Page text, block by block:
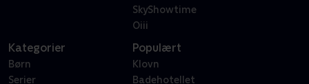
SkyShowtime
Oiii
Kategorier
Børn
Serier
Populært
Klovn
Badehotellet